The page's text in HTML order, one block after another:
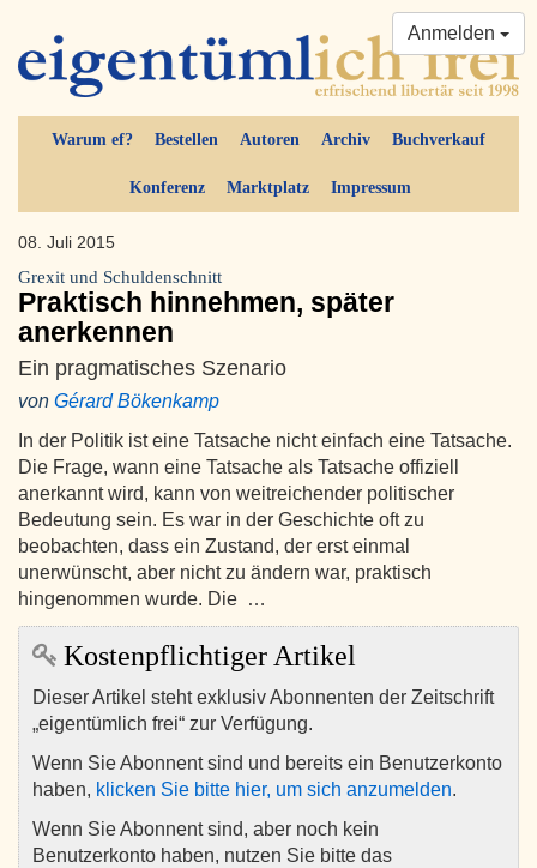
Warum ef? Bestellen Autoren Archiv Buchverkauf
Konferenz Marktplatz Impressum
Anmelden
08. Juli 2015
Grexit und Schuldenschnitt
Praktisch hinnehmen, später
anerkennen
Ein pragmatisches Szenario
von Gérard Bökenkamp
In der Politik ist eine Tatsache nicht einfach eine Tatsache.
Die Frage, wann eine Tatsache als Tatsache offiziell
anerkannt wird, kann von weitreichender politischer
Bedeutung sein. Es war in der Geschichte oft zu
beobachten, dass ein Zustand, der erst einmal
unerwünscht, aber nicht zu ändern war, praktisch
hingenommen wurde. Die …
Kostenpflichtiger Artikel
Dieser Artikel steht exklusiv Abonnenten der Zeitschrift
„eigentümlich frei“ zur Verfügung.
Wenn Sie Abonnent sind und bereits ein Benutzerkonto
haben, klicken Sie bitte hier, um sich anzumelden.
Wenn Sie Abonnent sind, aber noch kein
Benutzerkonto haben, nutzen Sie bitte das